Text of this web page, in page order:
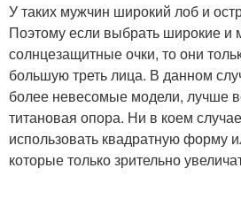
У таких мужчин широкий лоб и
Поэтому если выбрать широкие и
солнцезащитные очки, то они
большую треть лица. В данном
более невесомые модели, лучше
титановая опора. Ни в коем
использовать квадратную форму
которые только зрительно